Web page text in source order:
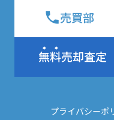
売買部
無料売却査定
プライバシーポ